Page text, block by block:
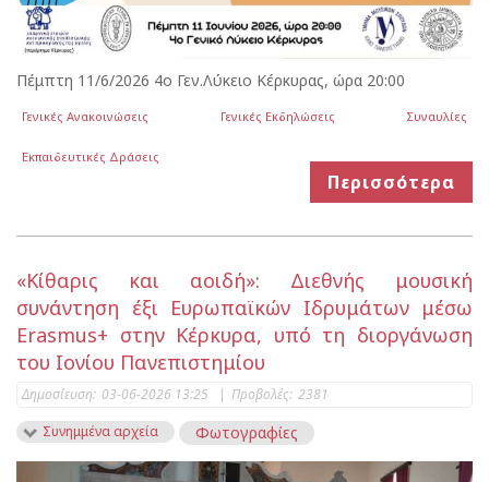
Πέμπτη 11/6/2026 4ο Γεν.Λύκειο Κέρκυρας, ώρα 20:00
Γενικές Ανακοινώσεις Γενικές Εκδηλώσεις Συναυλίες
Εκπαιδευτικές Δράσεις
Περισσότερα
«Κίθαρις και αοιδή»: Διεθνής μουσική
συνάντηση έξι Ευρωπαϊκών Ιδρυμάτων μέσω
Erasmus+ στην Κέρκυρα, υπό τη διοργάνωση
του Ιονίου Πανεπιστημίου
Δημοσίευση: 03-06-2026 13:25 | Προβολές: 2381
Συνημμένα αρχεία
Φωτογραφίες